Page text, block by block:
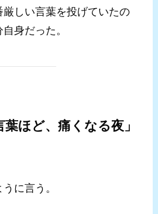
しい言葉を投げていたの
身だった。
ほど、痛くなる夜」
に言う。